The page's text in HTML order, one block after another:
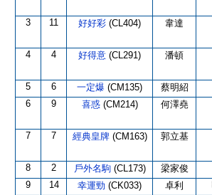
3 11 好好彩 (CL404) 韋達
4 4 好得意 (CL291) 潘頓
5 6 一定爆 (CM135) 蔡明紹
6 9 喜惑 (CM214) 何澤堯
7 7 經典皇牌 (CM163) 郭立基
8 2 戶外名駒 (CL173) 梁家俊
9 14 幸運勁 (CK033) 卓利